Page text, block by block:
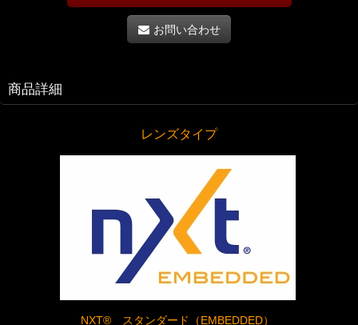
お問い合わせ
商品詳細
レンズタイプ
NXT® スタンダード（EMBEDDED）